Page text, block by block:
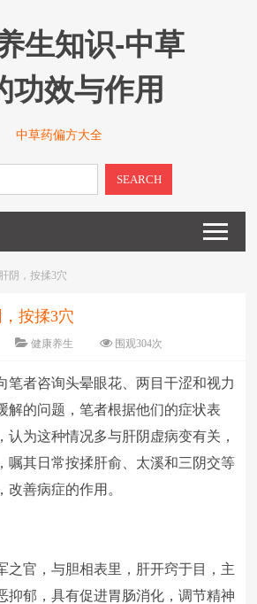
生知识-中草
功效与作用
中草药偏方大全
SEARCH
阴，按揉3穴
按揉3穴
健康养生 围观304次
小
笔者咨询头晕眼花、两目干涩和视力
解的问题，笔者根据他们的症状表
认为这种情况多与肝阴虚病变有关，
嘱其日常按揉肝俞、太溪和三阴交等
改善病症的作用。
之官，与胆相表里，肝开窍于目，主
抑郁，具有促进胃肠消化，调节精神